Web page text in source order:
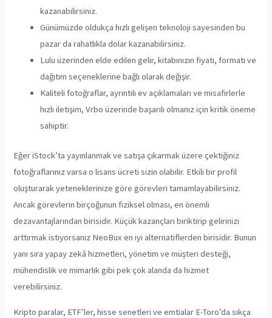
kazanabilirsiniz.
Günümüzde oldukça hızlı gelişen teknoloji sayesinden bu
pazar da rahatlıkla dolar kazanabilirsiniz.
Lulu üzerinden elde edilen gelir, kitabınızın fiyatı, formatı ve
dağıtım seçeneklerine bağlı olarak değişir.
Kaliteli fotoğraflar, ayrıntılı ev açıklamaları ve misafirlerle
hızlı iletişim, Vrbo üzerinde başarılı olmanız için kritik öneme
sahiptir.
Eğer iStock’ta yayınlanmak ve satışa çıkarmak üzere çektiğiniz
fotoğraflarınız varsa o lisans ücreti sizin olabilir. Etkili bir profil
oluşturarak yeteneklerinize göre görevleri tamamlayabilirsiniz.
Ancak görevlerin birçoğunun fiziksel olması, en önemli
dezavantajlarından birisidir. Küçük kazançları biriktirip gelirinizi
arttırmak istiyorsanız NeoBux en iyi alternatiflerden birisidir. Bunun
yanı sıra yapay zekâ hizmetleri, yönetim ve müşteri desteği,
mühendislik ve mimarlık gibi pek çok alanda da hizmet
verebilirsiniz.
Kripto paralar, ETF’ler, hisse senetleri ve emtialar E-Toro’da sıkça